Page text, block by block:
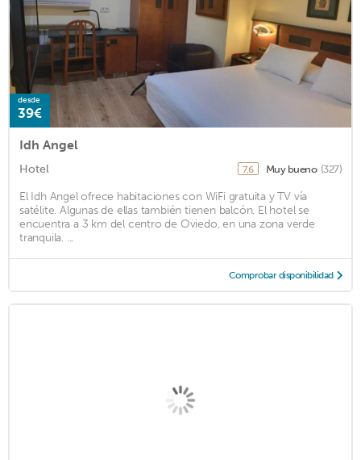
desde
39€
Idh Angel
Hotel 7,6 Muy bueno (327)
El Idh Angel ofrece habitaciones con WiFi gratuita y TV vía
satélite. Algunas de ellas también tienen balcón. El hotel se
encuentra a 3 km del centro de Oviedo, en una zona verde
tranquila. ...
Comprobar disponibilidad